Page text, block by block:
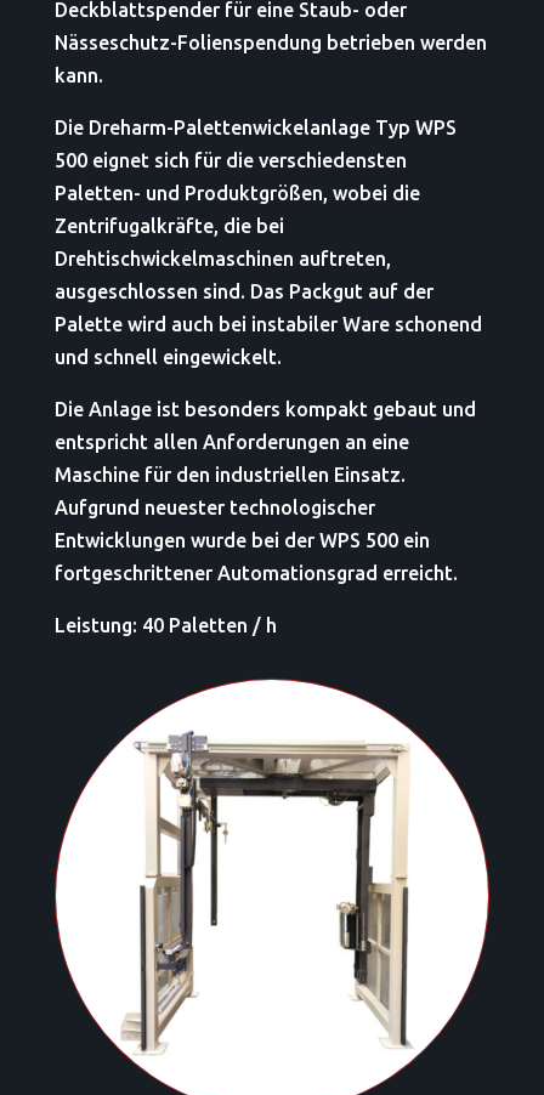
Deckblattspender für eine Staub- oder
Nässeschutz-Folienspendung betrieben werden
kann.
Die Dreharm-Palettenwickelanlage Typ WPS
500 eignet sich für die verschiedensten
Paletten- und Produktgrößen, wobei die
Zentrifugalkräfte, die bei
Drehtischwickelmaschinen auftreten,
ausgeschlossen sind. Das Packgut auf der
Palette wird auch bei instabiler Ware schonend
und schnell eingewickelt.
Die Anlage ist besonders kompakt gebaut und
entspricht allen Anforderungen an eine
Maschine für den industriellen Einsatz.
Aufgrund neuester technologischer
Entwicklungen wurde bei der WPS 500 ein
fortgeschrittener Automationsgrad erreicht.
Leistung: 40 Paletten / h